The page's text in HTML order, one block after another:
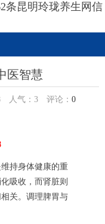
条昆明玲珑养生网信
医智慧
人气： 3评论： 0
持身体健康的重
吸收，而肾脏则
关。调理脾胃与